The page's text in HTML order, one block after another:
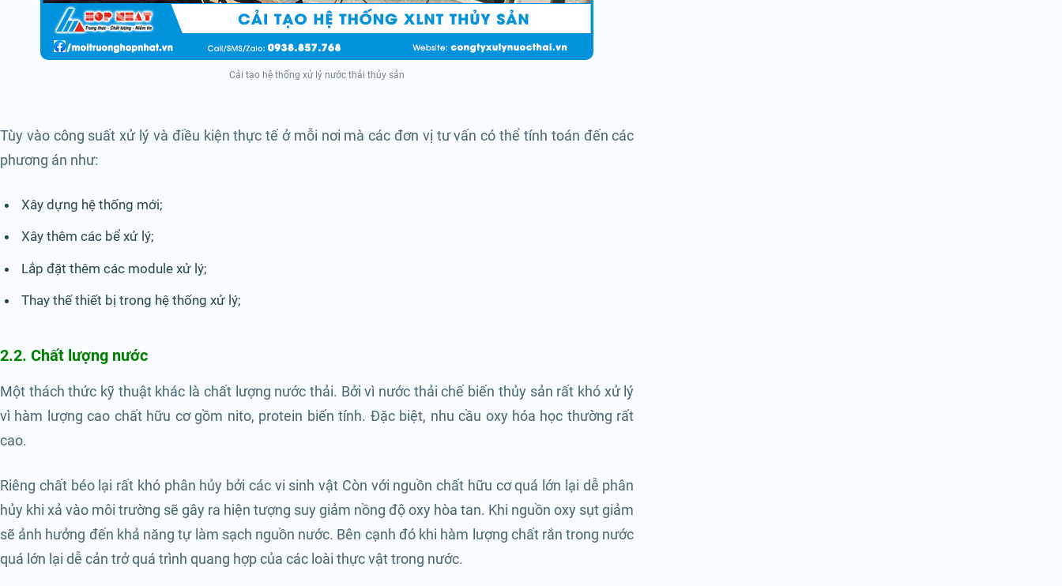
Cải tạo hệ thống xử lý nước thải thủy sản
Tùy vào công suất xử lý và điều kiện thực tế ở mỗi nơi mà các đơn vị tư vấn có thể tính toán đến các
phương án như:
Xây dựng hệ thống mới;
Xây thêm các bể xử lý;
Lắp đặt thêm các module xử lý;
Thay thế thiết bị trong hệ thống xử lý;
2.2. Chất lượng nước
Một thách thức kỹ thuật khác là chất lượng nước thải. Bởi vì nước thải chế biến thủy sản rất khó xử lý
vì hàm lượng cao chất hữu cơ gồm nito, protein biến tính. Đặc biệt, nhu cầu oxy hóa học thường rất
cao.
Riêng chất béo lại rất khó phân hủy bởi các vi sinh vật Còn với nguồn chất hữu cơ quá lớn lại dễ phân
hủy khi xả vào môi trường sẽ gây ra hiện tượng suy giảm nồng độ oxy hòa tan. Khi nguồn oxy sụt giảm
sẽ ảnh hưởng đến khả năng tự làm sạch nguồn nước. Bên cạnh đó khi hàm lượng chất rắn trong nước
quá lớn lại dễ cản trở quá trình quang hợp của các loài thực vật trong nước.